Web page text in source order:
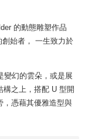
的動態雕塑作品
創始者， 一生致力於
變幻的雲朵，或是展
之上，搭配 U 型開
，憑藉其優雅造型與